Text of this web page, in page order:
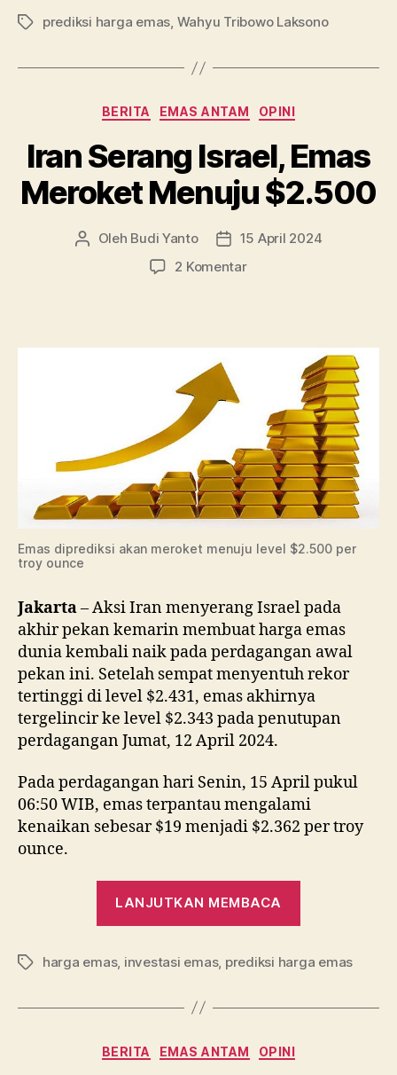
Sampai
Tahun
Tag prediksi harga emas, Wahyu Tribowo Laksono
Kategori
BERITA EMAS ANTAM OPINI
Iran Serang Israel, Emas
Meroket Menuju $2.500
Penulis
Oleh Budi Yanto
Tanggal
15 April 2024
2 Komentarpada
Emas diprediksi akan meroket menuju level $2.500 per
troy ounce
Jakarta– Aksi Iran menyerang Israel pada
akhir pekan kemarin membuat harga emas
dunia kembali naik pada perdagangan awal
pekan ini. Setelah sempat menyentuh rekor
tertinggi di level $2.431, emas akhirnya
tergelincir ke level $2.343 pada penutupan
perdagangan Jumat, 12 April 2024.
Pada perdagangan hari Senin, 15 April pukul
06:50 WIB, emas terpantau mengalami
kenaikan sebesar $19 menjadi $2.362 per troy
ounce.
LANJUTKAN MEMBACA
Emas
Menuju
Tag harga emas, investasi emas, prediksi harga emas
Kategori
BERITA EMAS ANTAM OPINI